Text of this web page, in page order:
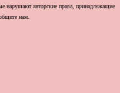
нарушают авторские права, принадлежащие
нам.